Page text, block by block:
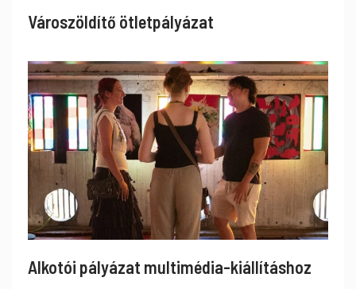
Városzöldítő ötletpályázat
Alkotói pályázat multimédia-kiállításhoz